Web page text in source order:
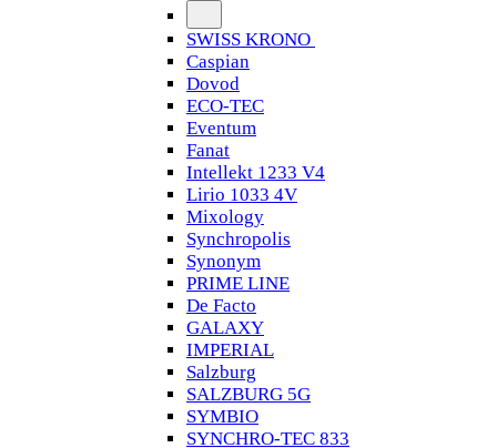
SWISS KRONO
Caspian
Dovod
ECO-TEC
Eventum
Fanat
Intellekt 1233 V4
Lirio 1033 4V
Mixology
Synchropolis
Synonym
PRIME LINE
De Facto
GALAXY
IMPERIAL
Salzburg
SALZBURG 5G
SYMBIO
SYNCHRO-TEC 833